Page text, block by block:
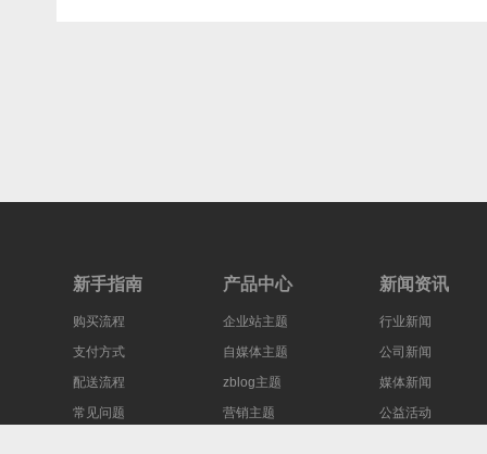
新手指南
购买流程
支付方式
配送流程
常见问题
产品中心
企业站主题
自媒体主题
zblog主题
营销主题
新闻资讯
行业新闻
公司新闻
媒体新闻
公益活动